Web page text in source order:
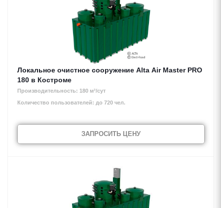
Локальное очистное сооружение Alta Air Master PRO
180 в Костроме
Производительность: 180 м³/сут
Количество пользователей: до 720 чел.
ЗАПРОСИТЬ ЦЕНУ